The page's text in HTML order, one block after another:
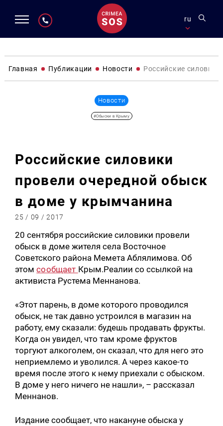
ru
Главная Публикации Новости Российские
Новости
#Обыски в Крыму
Российские силовики
провели очередной обыск
в доме у крымчанина
25 / 09 / 2017
20 сентября российские силовики провели
обыск в доме жителя села Восточное
Советского района Мемета Аблялимова. Об
этомсообщает Крым.Реалии со ссылкой на
активиста Рустема Меннанова.
«Этот парень, в доме которого проводился
обыск, не так давно устроился в магазин на
работу, ему сказали: будешь продавать фрукты.
Когда он увидел, что там кроме фруктов
торгуют алкоголем, он сказал, что для него это
неприемлемо и уволился. А через какое-то
время после этого к нему приехали с обыском.
В доме у него ничего не нашли», – рассказал
Меннанов.
Издание сообщает, что накануне обыска у